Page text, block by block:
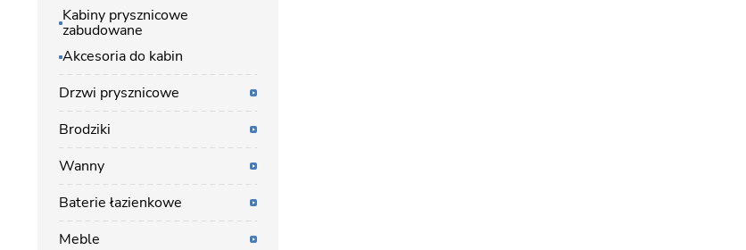
Kabiny prysznicowe
zabudowane
Akcesoria do kabin
Drzwi prysznicowe
Brodziki
Wanny
Baterie łazienkowe
Meble